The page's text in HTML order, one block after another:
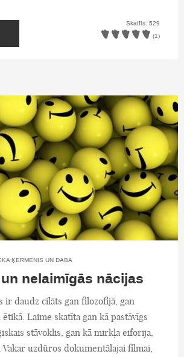
Skatīts: 529
(1)
ĶERMENIS UN DABA
nelaimīgās nācijas
ir daudz cilāts gan filozofijā, gan
Laime skatīta gan kā pastāvīgs
stāvoklis, gan kā mirkļa eiforija,
uzdūros dokumentālajai filmai,